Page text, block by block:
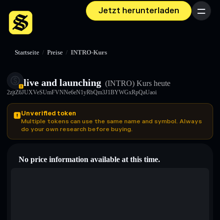
Jetzt herunterladen Menü
Startseite / Preise / INTRO-Kurs
live and launching (INTRO) Kurs heute
2zjtZ6JUXVeSUmFVNNe6eN1yRbQm3J1BYWGxRpQaUaoi
Unverified token
Multiple tokens can use the same name and symbol. Always
do your own research before buying.
No price information available at this time.